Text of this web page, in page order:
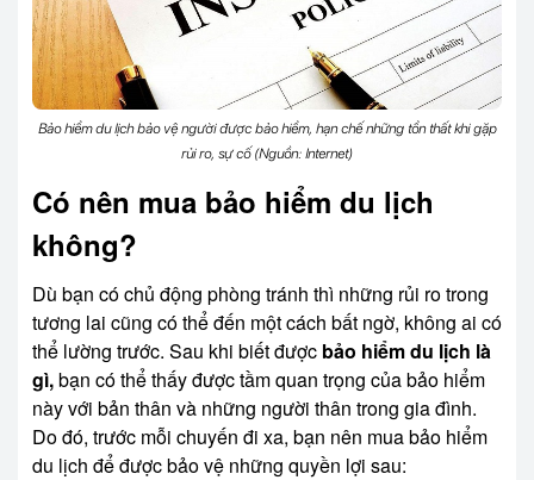
Bảo hiểm du lịch bảo vệ người được bảo hiểm, hạn chế những tổn thất khi gặp
rủi ro, sự cố (Nguồn: Internet)
Có nên mua bảo hiểm du lịch
không?
Dù bạn có chủ động phòng tránh thì những rủi ro trong
tương lai cũng có thể đến một cách bất ngờ, không ai có
thể lường trước. Sau khi biết được bảo hiểm du lịch là
gì,bạn có thể thấy được tầm quan trọng của bảo hiểm
này với bản thân và những người thân trong gia đình.
Do đó, trước mỗi chuyến đi xa, bạn nên mua bảo hiểm
du lịch để được bảo vệ những quyền lợi sau: